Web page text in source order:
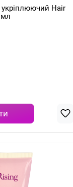
Hair
мл